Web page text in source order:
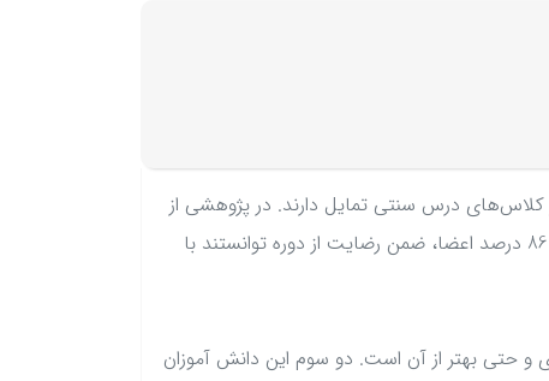
درس سنتی تمایل دارند. در پژوهشی از
بین 1500 دانشجو که در دوره‌ای آنلاین حضور داشتند بخش عمده‌ای، حدود 86 درصد اعضا، ضمن رضایت از دوره توانستند با
و حتی بهتر از آن است. دو سوم این دانش آموزان